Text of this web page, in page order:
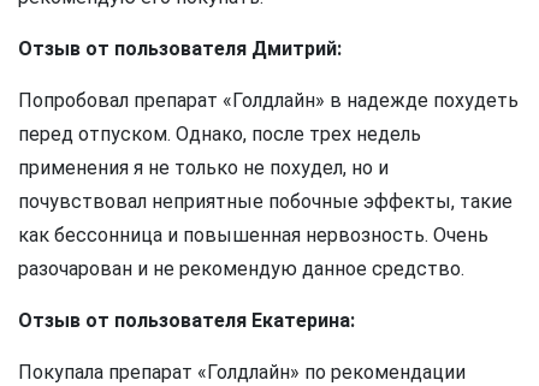
Отзыв от пользователя Дмитрий:
Попробовал препарат «Голдлайн» в надежде похудеть
перед отпуском. Однако, после трех недель
применения я не только не похудел, но и
почувствовал неприятные побочные эффекты, такие
как бессонница и повышенная нервозность. Очень
разочарован и не рекомендую данное средство.
Отзыв от пользователя Екатерина:
Покупала препарат «Голдлайн» по рекомендации